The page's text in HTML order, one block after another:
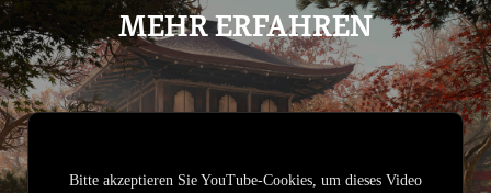
MEHR ERFAHREN
Bitte akzeptieren Sie YouTube-Cookies, um dieses Video